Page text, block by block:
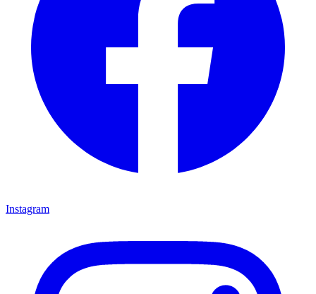
Instagram